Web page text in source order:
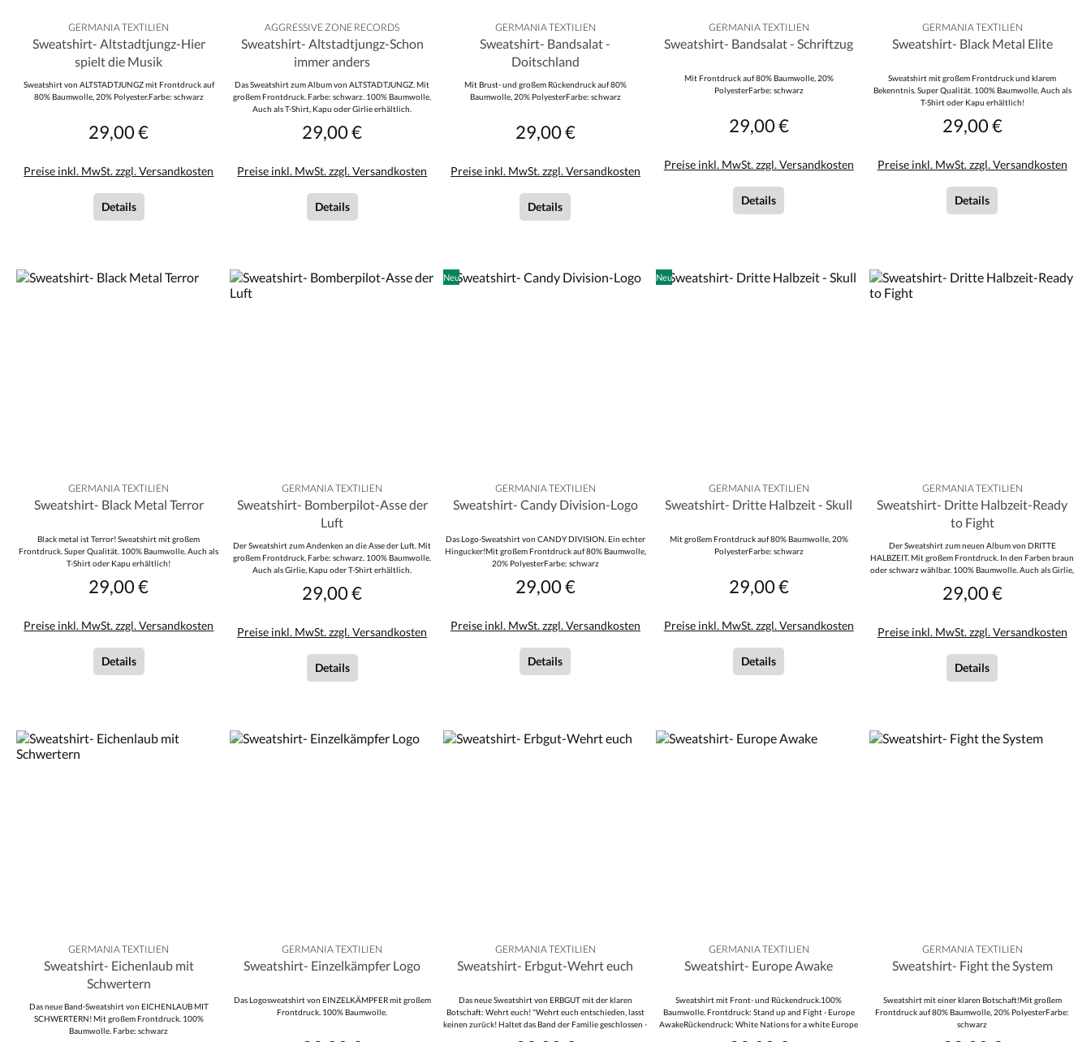
GERMANIA TEXTILIEN
Sweatshirt- Altstadtjungz-Hier
spielt die Musik
Sweatshirt von ALTSTADTJUNGZ mit Frontdruck auf
80% Baumwolle, 20% Polyester.Farbe: schwarz
Regulärer Preis:
29,00 €
Preise inkl. MwSt. zzgl. Versandkosten
Details
AGGRESSIVE ZONE RECORDS
Sweatshirt- Altstadtjungz-Schon
immer anders
Das Sweatshirt zum Album von ALTSTADTJUNGZ. Mit
großem Frontdruck. Farbe: schwarz. 100% Baumwolle.
Auch als T-Shirt, Kapu oder Girlie erhältlich.
Regulärer Preis:
29,00 €
Preise inkl. MwSt. zzgl. Versandkosten
Details
GERMANIA TEXTILIEN
Sweatshirt- Bandsalat -
Doitschland
Mit Brust- und großem Rückendruck auf 80%
Baumwolle, 20% PolyesterFarbe: schwarz
Regulärer Preis:
29,00 €
Preise inkl. MwSt. zzgl. Versandkosten
Details
GERMANIA TEXTILIEN
Sweatshirt- Bandsalat - Schriftzug
Mit Frontdruck auf 80% Baumwolle, 20%
PolyesterFarbe: schwarz
Regulärer Preis:
29,00 €
Preise inkl. MwSt. zzgl. Versandkosten
Details
GERMANIA TEXTILIEN
Sweatshirt- Black Metal Elite
Sweatshirt mit großem Frontdruck und klarem
Bekenntnis. Super Qualität. 100% Baumwolle. Auch als
T-Shirt oder Kapu erhältlich!
Regulärer Preis:
29,00 €
Preise inkl. MwSt. zzgl. Versandkosten
Details
GERMANIA TEXTILIEN
Sweatshirt- Black Metal Terror
Black metal ist Terror! Sweatshirt mit großem
Frontdruck. Super Qualität. 100% Baumwolle. Auch als
T-Shirt oder Kapu erhältlich!
Regulärer Preis:
29,00 €
Preise inkl. MwSt. zzgl. Versandkosten
Details
GERMANIA TEXTILIEN
Sweatshirt- Bomberpilot-Asse der
Luft
Der Sweatshirt zum Andenken an die Asse der Luft. Mit
großem Frontdruck. Farbe: schwarz. 100% Baumwolle.
Auch als Girlie, Kapu oder T-Shirt erhältlich.
Regulärer Preis:
29,00 €
Preise inkl. MwSt. zzgl. Versandkosten
Details
Neu
GERMANIA TEXTILIEN
Sweatshirt- Candy Division-Logo
Das Logo-Sweatshirt von CANDY DIVISION. Ein echter
Hingucker!Mit großem Frontdruck auf 80% Baumwolle,
20% PolyesterFarbe: schwarz
Regulärer Preis:
29,00 €
Preise inkl. MwSt. zzgl. Versandkosten
Details
Neu
GERMANIA TEXTILIEN
Sweatshirt- Dritte Halbzeit - Skull
Mit großem Frontdruck auf 80% Baumwolle, 20%
PolyesterFarbe: schwarz
Regulärer Preis:
29,00 €
Preise inkl. MwSt. zzgl. Versandkosten
Details
GERMANIA TEXTILIEN
Sweatshirt- Dritte Halbzeit-Ready
to Fight
Der Sweatshirt zum neuen Album von DRITTE
HALBZEIT. Mit großem Frontdruck. In den Farben braun
oder schwarz wählbar. 100% Baumwolle. Auch als Girlie,
Regulärer Preis:
29,00 €
Preise inkl. MwSt. zzgl. Versandkosten
Details
GERMANIA TEXTILIEN
Sweatshirt- Eichenlaub mit
Schwertern
Das neue Band-Sweatshirt von EICHENLAUB MIT
SCHWERTERN! Mit großem Frontdruck. 100%
Baumwolle. Farbe: schwarz
GERMANIA TEXTILIEN
Sweatshirt- Einzelkämpfer Logo
Das Logosweatshirt von EINZELKÄMPFER mit großem
Frontdruck. 100% Baumwolle.
GERMANIA TEXTILIEN
Sweatshirt- Erbgut-Wehrt euch
Das neue Sweatshirt von ERBGUT mit der klaren
Botschaft: Wehrt euch! "Wehrt euch entschieden, lasst
keinen zurück! Haltet das Band der Familie geschlossen -
GERMANIA TEXTILIEN
Sweatshirt- Europe Awake
Sweatshirt mit Front- und Rückendruck.100%
Baumwolle. Frontdruck: Stand up and Fight - Europe
AwakeRückendruck: White Nations for a white Europe
GERMANIA TEXTILIEN
Sweatshirt- Fight the System
Sweatshirt mit einer klaren Botschaft!Mit großem
Frontdruck auf 80% Baumwolle, 20% PolyesterFarbe:
schwarz